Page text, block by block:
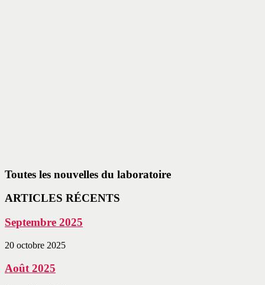
Toutes les nouvelles du laboratoire
ARTICLES RÉCENTS
Septembre 2025
20 octobre 2025
Août 2025